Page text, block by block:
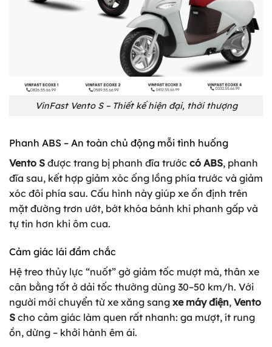
VinFast Vento S – Thiết kế hiện đại, thời thượng
Phanh ABS – An toàn chủ động mỗi tình huống
Vento S được trang bị phanh đĩa trước có ABS, phanh
đĩa sau, kết hợp giảm xóc ống lồng phía trước và giảm
xóc đôi phía sau. Cấu hình này giúp xe ổn định trên
mặt đường trơn ướt, bớt khóa bánh khi phanh gấp và
tự tin hơn khi ôm cua.
Cảm giác lái đầm chắc
Hệ treo thủy lực “nuốt” gờ giảm tốc mượt mà, thân xe
cân bằng tốt ở dải tốc thường dùng 30–50 km/h. Với
người mới chuyển từ xe xăng sang xe máy điện, Vento
S cho cảm giác làm quen rất nhanh: ga mượt, ít rung
ồn, dừng – khởi hành êm ái.